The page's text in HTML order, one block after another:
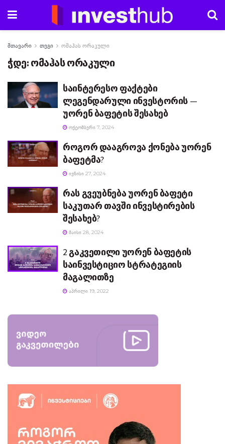
მთავარი თეგი ომაჰას ორაკული
ჭდე: ომაჰას ორაკული
საინტერესო ფაქტები
ლეგენდარული ინვესტორის —
უორენ ბაფეტის შესახებ
ᲝᲥᲢᲝᲛᲑᲔᲠᲘ 7, 2024
როგორ დააგროვა ქონება უორენ
ბაფეტმა?
ᲘᲕᲜᲘᲡᲘ 27, 2024
რას გვეუბნება უორენ ბაფეტი
საკუთარ თავში ინვესტირების
შესახებ?
ᲛᲐᲘᲡᲘ 28, 2024
2 გაკვეთილი უორენ ბაფეტის
საინვესტიციო სტრატეგიის
მაგალითზე
ᲐᲞᲠᲘᲚᲘ 19, 2022